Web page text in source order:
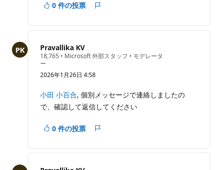
0 件の投票
ー
Pravallika KV
18,765 評
の
ポ
ン
ト
• Microsoft 外部スタッフ • モデレータ
ー
2026年1月26日 4:58
小田 小百合, 個別メッセージで連絡しましたの
で、確認して返信してください
0 件の投票
ー